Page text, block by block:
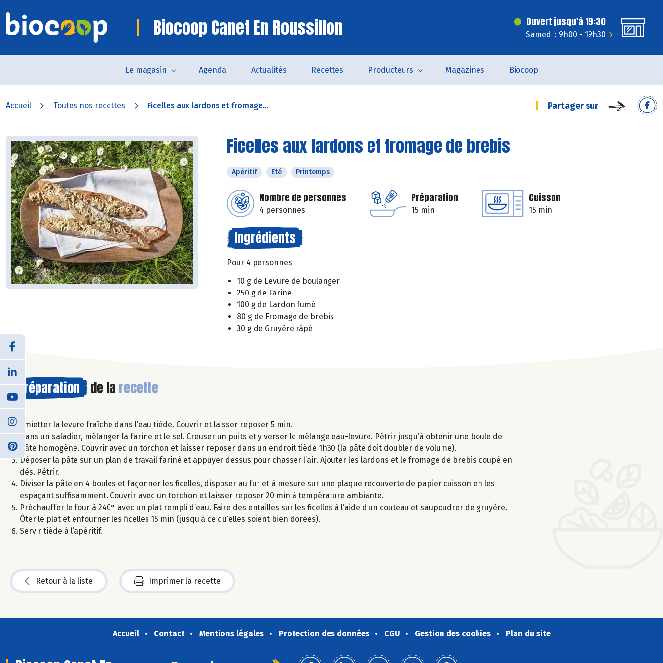
Biocoop Canet En Roussillon Ouvert jusqu'à 19:30
Samedi : 9h00 - 19h30
Le magasin Agenda Actualités Recettes Producteurs Magazines Biocoop
Accueil Toutes nos recettes Ficelles aux lardons et fromage... Partager sur
Ficelles aux lardons et fromage de brebis
Apéritif Eté Printemps
Nombre de personnes
4 personnes
Préparation
15 min
Cuisson
15 min
Ingrédients
Pour 4 personnes
10 g de Levure de boulanger
250 g de Farine
100 g de Lardon fumé
80 g de Fromage de brebis
30 g de Gruyère râpé
Préparation de la recette
Emietter la levure fraîche dans l’eau tiède. Couvrir et laisser reposer 5 min.
Dans un saladier, mélanger la farine et le sel. Creuser un puits et y verser le mélange eau-levure. Pétrir jusqu’à obtenir une boule de
pâte homogène. Couvrir avec un torchon et laisser reposer dans un endroit tiède 1h30 (la pâte doit doubler de volume).
Déposer la pâte sur un plan de travail fariné et appuyer dessus pour chasser l’air. Ajouter les lardons et le fromage de brebis coupé en
dés. Pétrir.
Diviser la pâte en 4 boules et façonner les ficelles, disposer au fur et à mesure sur une plaque recouverte de papier cuisson en les
espaçant suffisamment. Couvrir avec un torchon et laisser reposer 20 min à température ambiante.
Préchauffer le four à 240° avec un plat rempli d’eau. Faire des entailles sur les ficelles à l’aide d’un couteau et saupoudrer de gruyère.
Ôter le plat et enfourner les ficelles 15 min (jusqu’à ce qu’elles soient bien dorées).
Servir tiède à l’apéritif.
Retour à la liste Imprimer la recette
Accueil Contact Mentions légales Protection des données CGU Gestion des cookies Plan du site